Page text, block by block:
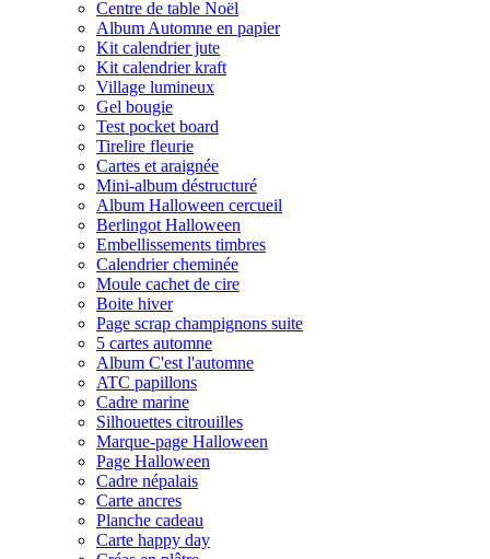
Centre de table Noël
Album Automne en papier
Kit calendrier jute
Kit calendrier kraft
Village lumineux
Gel bougie
Test pocket board
Tirelire fleurie
Cartes et araignée
Mini-album déstructuré
Album Halloween cercueil
Berlingot Halloween
Embellissements timbres
Calendrier cheminée
Moule cachet de cire
Boite hiver
Page scrap champignons suite
5 cartes automne
Album C'est l'automne
ATC papillons
Cadre marine
Silhouettes citrouilles
Marque-page Halloween
Page Halloween
Cadre népalais
Carte ancres
Planche cadeau
Carte happy day